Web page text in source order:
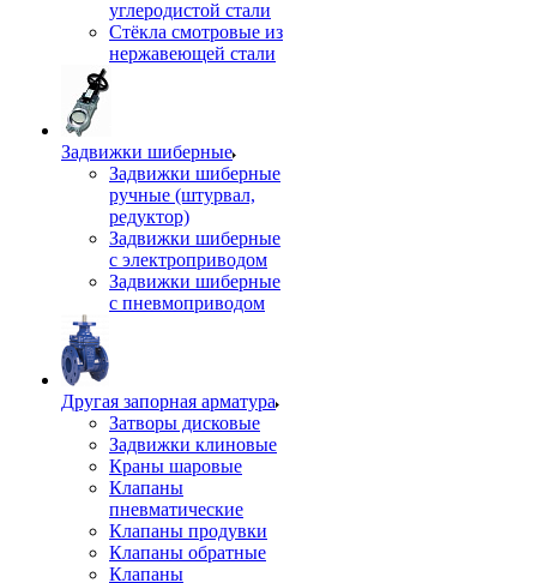
углеродистой стали
Стёкла смотровые из
нержавеющей стали
Задвижки шиберные
Задвижки шиберные
ручные (штурвал,
редуктор)
Задвижки шиберные
с электроприводом
Задвижки шиберные
с пневмоприводом
Другая запорная арматура
Затворы дисковые
Задвижки клиновые
Краны шаровые
Клапаны
пневматические
Клапаны продувки
Клапаны обратные
Клапаны